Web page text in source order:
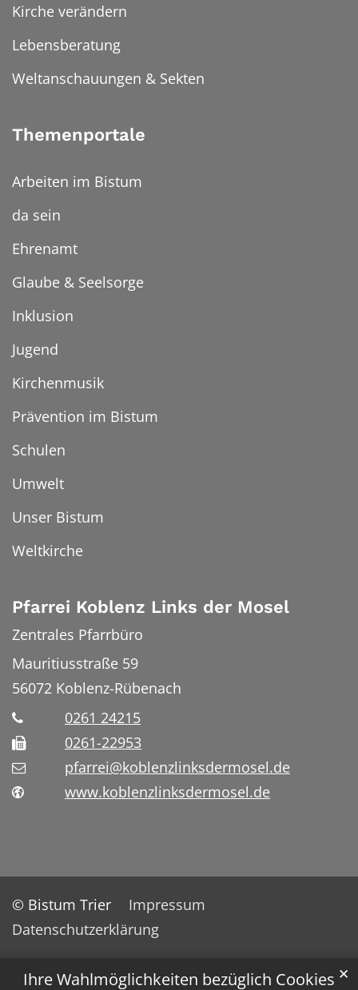
Ihre Wahlmöglichkeiten bezüglich Cookies ✕
Kirche verändern
Lebensberatung
Weltanschauungen & Sekten
Themenportale
Arbeiten im Bistum
da sein
Ehrenamt
Glaube & Seelsorge
Inklusion
Jugend
Kirchenmusik
Prävention im Bistum
Schulen
Umwelt
Unser Bistum
Weltkirche
Pfarrei Koblenz Links der Mosel
Zentrales Pfarrbüro
Mauritiusstraße 59
56072 Koblenz-Rübenach
0261 24215
0261-22953
pfarrei@koblenzlinksdermosel.de
www.koblenzlinksdermosel.de
© Bistum Trier
Impressum
Datenschutzerklärung